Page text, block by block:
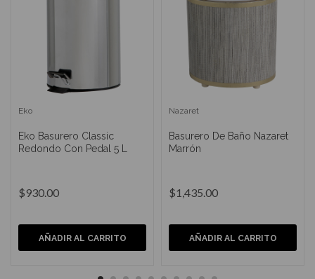
Eko
Eko Basurero Classic
Redondo Con Pedal 5 L
$930.00
AÑADIR AL CARRITO
Nazaret
Basurero De Baño Nazaret
Marrón
$1,435.00
AÑADIR AL CARRITO